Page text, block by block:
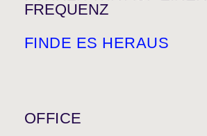
FREQUENZ
FINDE ES HERAUS
OFFICE